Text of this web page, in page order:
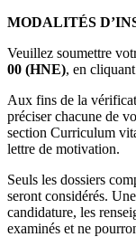
MODALITÉS
Veuillez soumettre
00 (HNE), en
Aux fins de la
préciser chacune de
section Curriculum
lettre de motivation.
Seuls les dossiers
seront considérés.
candidature, les
examinés et ne